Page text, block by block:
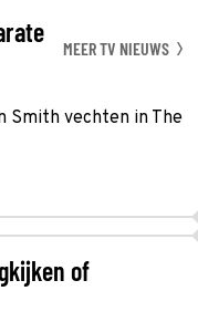
MEER TV NIEUWS
Smith vechten in The
of